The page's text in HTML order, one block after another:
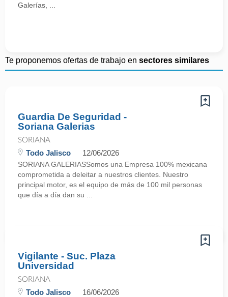
Galerías, ...
Te proponemos ofertas de trabajo en sectores similares
Guardia De Seguridad -
Soriana Galerias
SORIANA
Todo Jalisco 12/06/2026
SORIANA GALERIASSomos una Empresa 100% mexicana
comprometida a deleitar a nuestros clientes. Nuestro
principal motor, es el equipo de más de 100 mil personas
que día a día dan su ...
Vigilante - Suc. Plaza
Universidad
SORIANA
Todo Jalisco 16/06/2026